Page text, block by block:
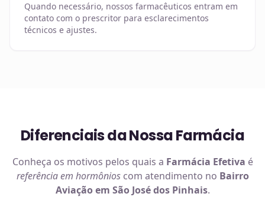
Quando necessário, nossos farmacêuticos entram em
contato com o prescritor para esclarecimentos
técnicos e ajustes.
Diferenciais da Nossa Farmácia
Conheça os motivos pelos quais a Farmácia Efetiva é
referência em hormônioscom atendimento no Bairro
Aviação em São José dos Pinhais.